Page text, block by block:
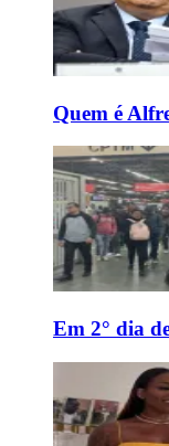
Quem é
Em 2° dia